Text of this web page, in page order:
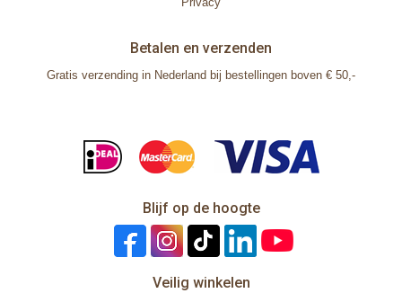
Betalen en verzenden
Gratis verzending in Nederland bij bestellingen boven € 50,-
Blijf op de hoogte
Veilig winkelen